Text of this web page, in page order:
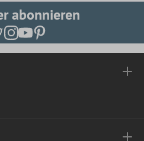
abonnieren